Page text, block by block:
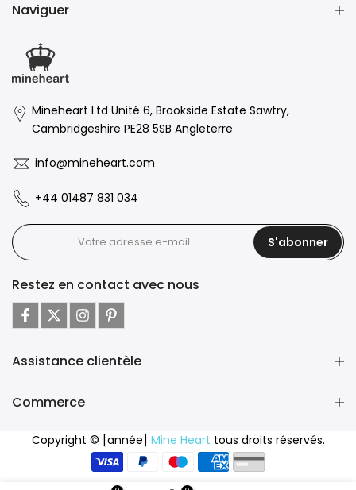
Naviguer
Mineheart Ltd Unité 6, Brookside Estate Sawtry,
Cambridgeshire PE28 5SB Angleterre
info@mineheart.com
+44 01487 831 034
S'abonner
Restez en contact avec nous
Assistance clientèle
Commerce
Copyright © [année] Mine Heart tous droits réservés.